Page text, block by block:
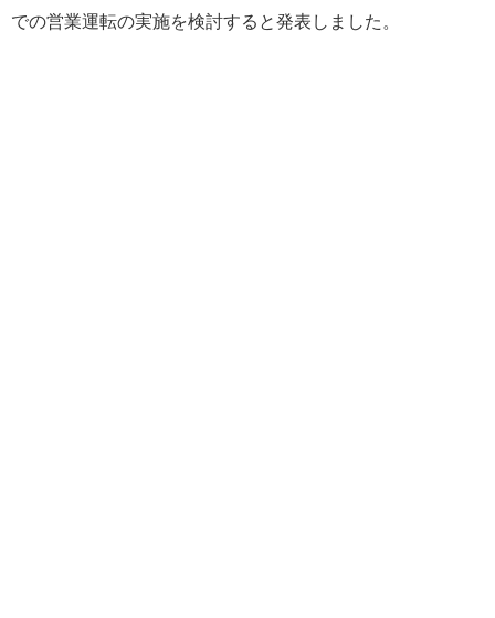
での営業運転の実施を検討すると発表しました。